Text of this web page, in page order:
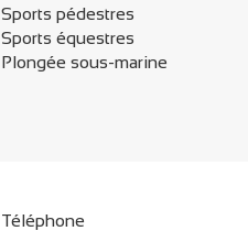
Sports pédestres
Sports équestres
Plongée sous-marine
Téléphone